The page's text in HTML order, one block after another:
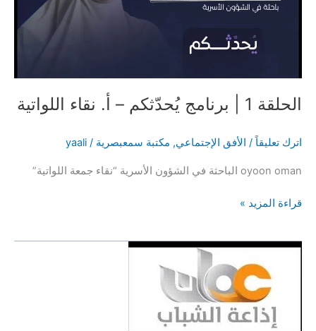
الحلقة 1 | برنامج يُحدّثكم – أ. نقاء اللواتية
اترك تعليقاً / الأفق الإجتماعي, مكتبة سمعبصرية /
yaali
oyoon oman الباحثة في الشؤون الأسرية “نقاء جمعة اللواتية”
الحلقة
قراءة المزيد »